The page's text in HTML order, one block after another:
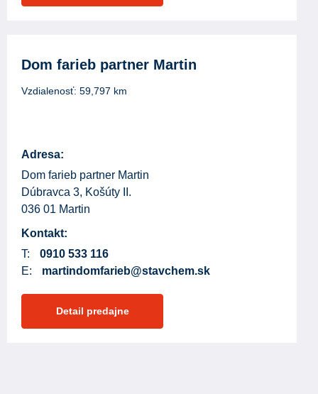
Dom farieb partner Martin
Vzdialenosť: 59,797 km
Adresa:
Dom farieb partner Martin
Dúbravca 3, Košúty II.
036 01 Martin
Kontakt:
T:
0910 533 116
E:
martindomfarieb@stavchem.sk
Detail predajne